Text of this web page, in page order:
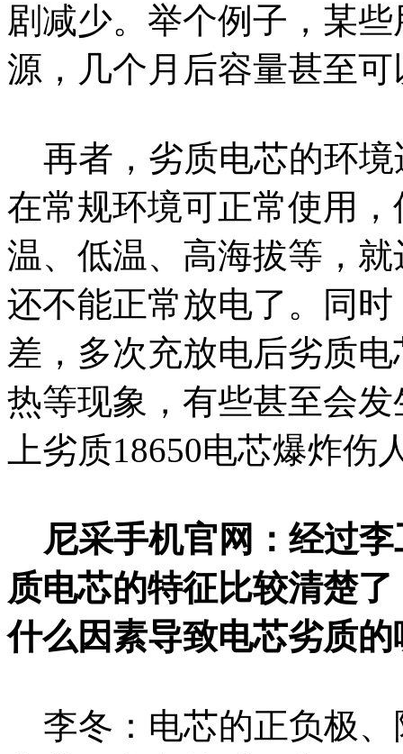
剧减少。举个例子，某
源，几个月后容量甚至
再者，劣质电芯的环
在常规环境可正常使用
温、低温、高海拔等，
还不能正常放电了。同
差，多次充放电后劣质
热等现象，有些甚至会
上劣质18650电芯爆炸
尼采手机官网：经过
质电芯的特征比较清楚
什么因素导致电芯劣质的
李冬：电芯的正负极